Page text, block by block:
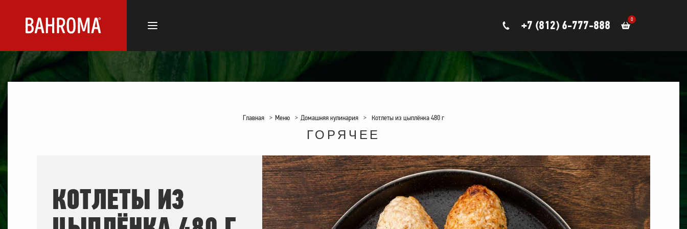
0
+7 (812) 6-777-888
Главная > Меню > Домашняя кулинария > Котлеты из цыплёнка 480 г
ГОРЯЧЕЕ
КОТЛЕТЫ ИЗ